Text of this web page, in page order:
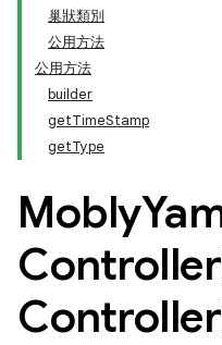
巢狀類別
公用方法
公用方法
builder
getTimeStamp
getType
Mobly
Controller
Controller